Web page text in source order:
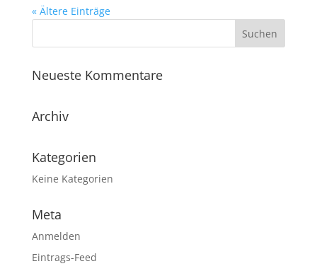
« Ältere Einträge
Neueste Kommentare
Archiv
Kategorien
Keine Kategorien
Meta
Anmelden
Eintrags-Feed